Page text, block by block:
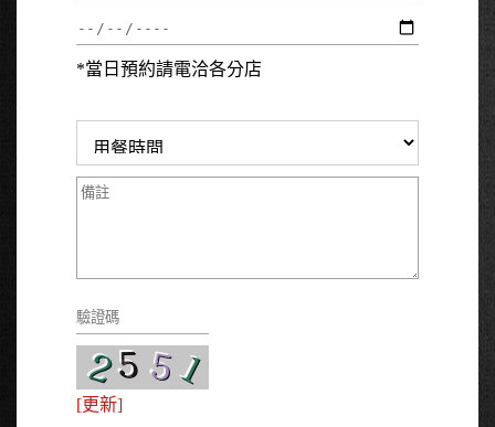
*當日預約請電洽各分店
[更新]